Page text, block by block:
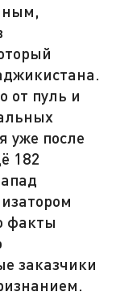
от пуль и
уже после
182
факты
заказчики